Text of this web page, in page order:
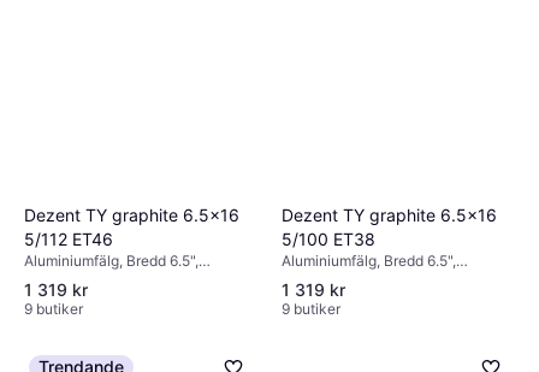
Dezent TY graphite 6.5x16
5/112 ET46
Aluminiumfälg, Bredd 6.5",
Diameter 16", Grå
1 319 kr
9 butiker
Dezent TY graphite 6.5x16
5/100 ET38
Aluminiumfälg, Bredd 6.5",
Diameter 16", Grå
1 319 kr
9 butiker
Trendande